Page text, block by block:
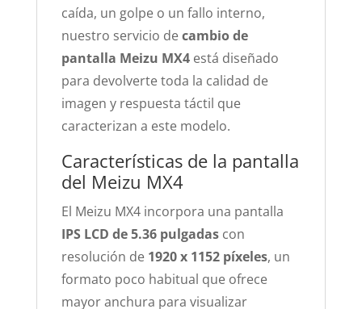
caída, un golpe o un fallo interno,
nuestro servicio decambio de
pantalla Meizu MX4está diseñado
para devolverte toda la calidad de
imagen y respuesta táctil que
caracterizan a este modelo.
Características de la pantalla
del Meizu MX4
El Meizu MX4 incorpora una pantalla
IPS LCD de 5.36 pulgadascon
resolución de 1920 x 1152 píxeles, un
formato poco habitual que ofrece
mayor anchura para visualizar